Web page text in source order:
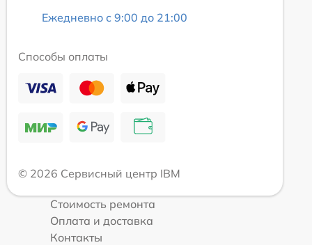
Ежедневно с 9:00 до 21:00
Способы оплаты
© 2026 Сервисный центр IBM
Стоимость ремонта
Оплата и доставка
Контакты